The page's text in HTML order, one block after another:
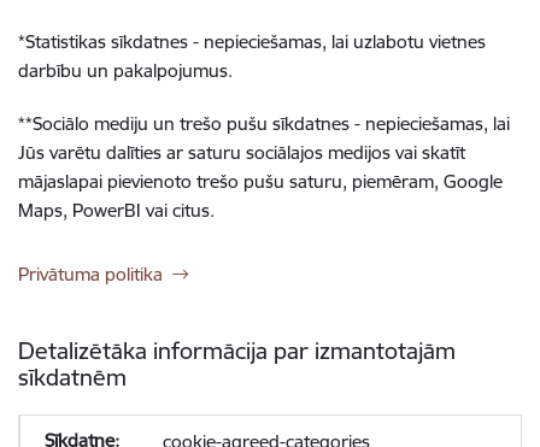
*Statistikas sīkdatnes - nepieciešamas, lai uzlabotu vietnes
darbību un pakalpojumus.
**Sociālo mediju un trešo pušu sīkdatnes - nepieciešamas, lai
Jūs varētu dalīties ar saturu sociālajos medijos vai skatīt
mājaslapai pievienoto trešo pušu saturu, piemēram, Google
Maps, PowerBI vai citus.
Privātuma politika
Detalizētāka informācija par izmantotajām
sīkdatnēm
cookie-agreed-categories